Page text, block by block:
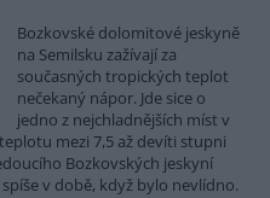
Bozkovské dolomitové jeskyně
na Semilsku zažívají za
současných tropických teplot
nečekaný nápor. Jde sice o
jedno z nejchladnějších míst v
mezi 7,5 až devíti stupni
Bozkovských jeskyní
v době, když bylo nevlídno.